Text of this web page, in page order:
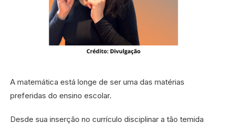
A matemática está longe de ser uma das matérias
preferidas do ensino escolar.
Desde sua inserção no currículo disciplinar a tão temida